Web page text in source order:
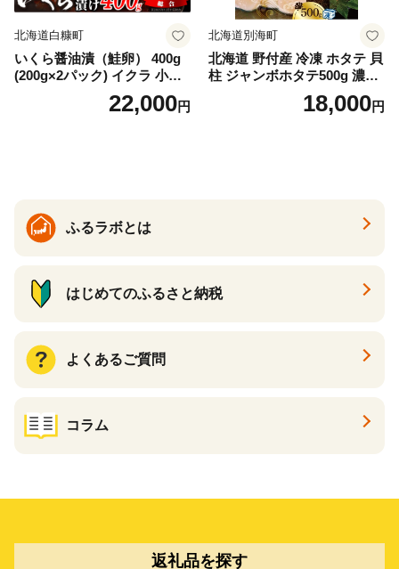
北海道白糠町
いくら醤油漬（鮭卵） 400g
(200g×2パック) イクラ 小分
け いくら醤油漬 鮭いくら い
くら醤油漬け 鮭 鮭卵 ikura
22,000円
北海道別海町
北海道 野付産 冷凍 ホタテ 貝
柱 ジャンボホタテ500g 濃厚
な旨味と甘み （ほたて ホタ
テ 帆立 貝柱 ホタテ貝柱 大玉
18,000円
ふるラボとは
はじめてのふるさと納税
よくあるご質問
コラム
返礼品を探す